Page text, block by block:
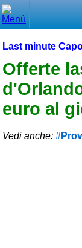
Last minute
Offerte
euro al
Vedi anche:
Menù principale
⌂ Home
🕐 Last Minute
🕐 First Minute
🔍 Cerca